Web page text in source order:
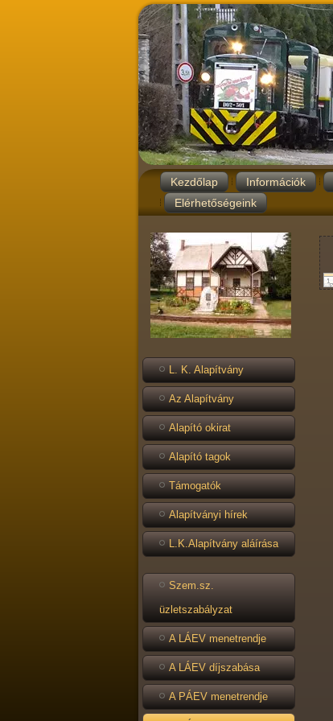
Kezdőlap Információk
Elérhetőségeink
L. K. Alapítvány
Az Alapítvány
Alapító okirat
Alapító tagok
Támogatók
Alapítványi hírek
L.K.Alapítvány aláírása
Szem.sz.
üzletszabályzat
A LÁEV menetrendje
A LÁEV díjszabása
A PÁEV menetrendje